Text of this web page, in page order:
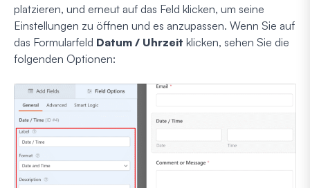
platzieren, und erneut auf das Feld klicken, um seine
Einstellungen zu öffnen und es anzupassen. Wenn Sie auf
das Formularfeld Datum / Uhrzeit klicken, sehen Sie die
folgenden Optionen: